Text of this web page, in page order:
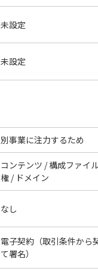
未設定
未設定
別事業に注力するため
コンテンツ / 構成ファイ
権 / ドメイン
なし
電子契約（取引条件から
て署名）